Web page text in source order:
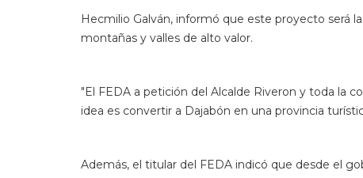
Hecmilio Galván, informó que este proyecto será
montañas y valles de alto valor.
"El FEDA a petición del Alcalde Riveron y toda la
idea es convertir a Dajabón en una provincia
Además, el titular del FEDA indicó que desde el